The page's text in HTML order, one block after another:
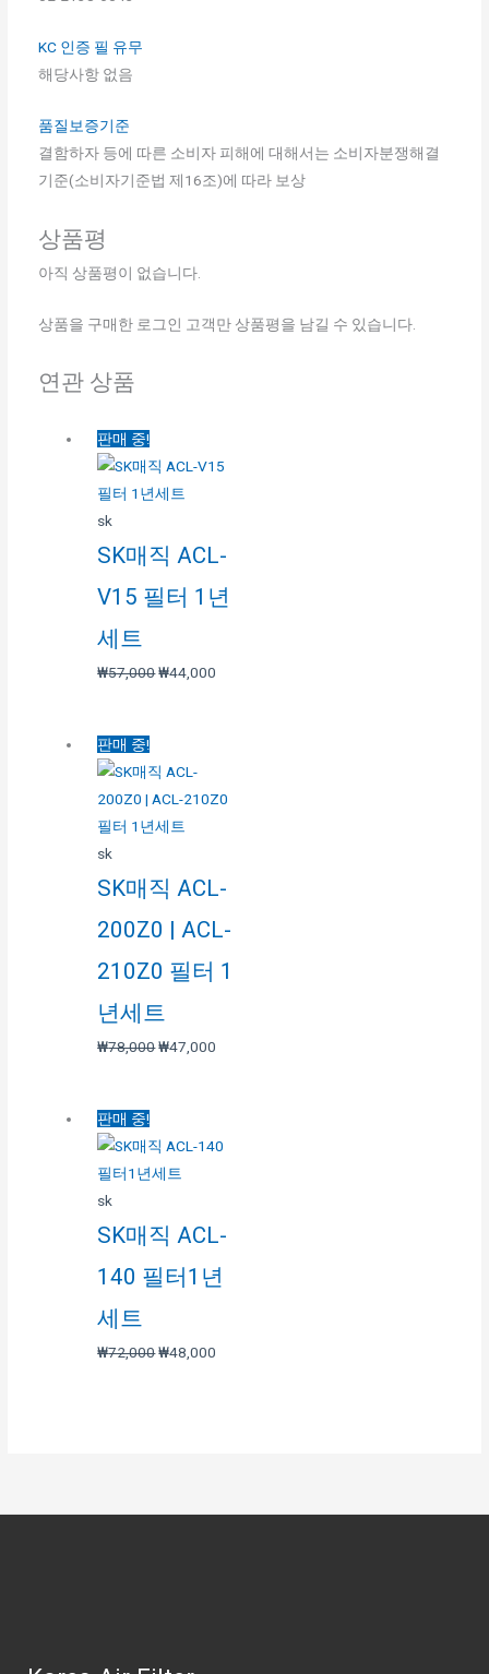
KC 인증 필 유무
해당사항 없음
품질보증기준
결함하자 등에 따른 소비자 피해에 대해서는 소비자분쟁해결
기준(소비자기준법 제16조)에 따라 보상
상품평
아직 상품평이 없습니다.
상품을 구매한 로그인 고객만 상품평을 남길 수 있습니다.
연관 상품
판매 중!
sk
SK매직 ACL-
V15 필터 1년
세트
₩57,000₩44,000
판매 중!
sk
SK매직 ACL-
200Z0 | ACL-
210Z0 필터 1
년세트
₩78,000₩47,000
판매 중!
sk
SK매직 ACL-
140 필터1년
세트
₩72,000₩48,000